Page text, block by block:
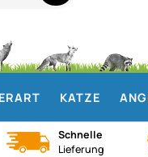
KATZE
Schnelle
Lieferung